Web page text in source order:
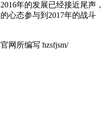
年的发展已经接近尾声，
心态参与到2017年的战斗
网所编写 hzsfjsm/